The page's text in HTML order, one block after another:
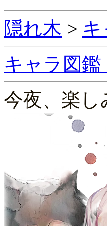
隠れ木 >
キャラ図鑑
今夜、楽